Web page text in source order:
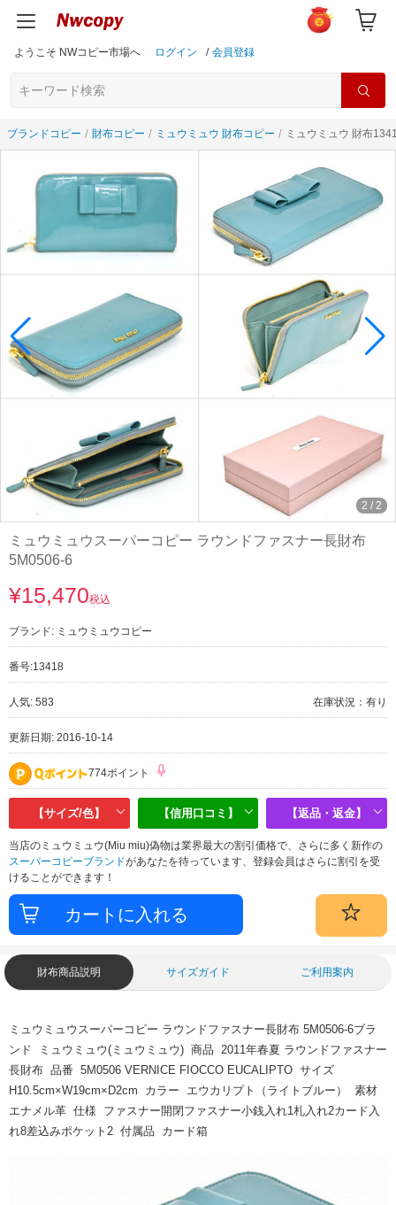
ようこそ NWコピー市場へ ログイン / 会員登録
ブランドコピー 財布コピー ミュウミュウ 財布コピー ミュウミュウ 財布
2 / 2
ミュウミュウスーパーコピー ラウンドファスナー長財布
5M0506-6
¥15,470税込
ブランド: ミュウミュウコピー
番号:13418
人気: 583 在庫状況：有り
更新日期: 2016-10-14
774ポイント
【サイズ/色】 【信用口コミ】 【返品・返金】
当店のミュウミュウ(Miu miu)偽物は業界最大の割引価格で、さらに多く新作の
スーパーコピーブランドがあなたを待っています、登録会員はさらに割引を受
けることができます！
財布商品説明 サイズガイド ご利用案内
ミュウミュウスーパーコピー ラウンドファスナー長財布 5M0506-6ブラ
ンド ミュウミュウ(ミュウミュウ) 商品 2011年春夏 ラウンドファスナー
長財布 品番 5M0506 VERNICE FIOCCO EUCALIPTO サイズ
H10.5cm×W19cm×D2cm カラー エウカリプト（ライトブルー） 素材
エナメル革 仕様 ファスナー開閉ファスナー小銭入れ1札入れ2カード入
れ8差込みポケット2 付属品 カード箱